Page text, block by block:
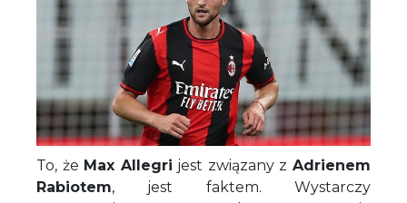
To, że Max Allegri jest związany zAdrienem
Rabiotem, jest faktem. Wystarczy